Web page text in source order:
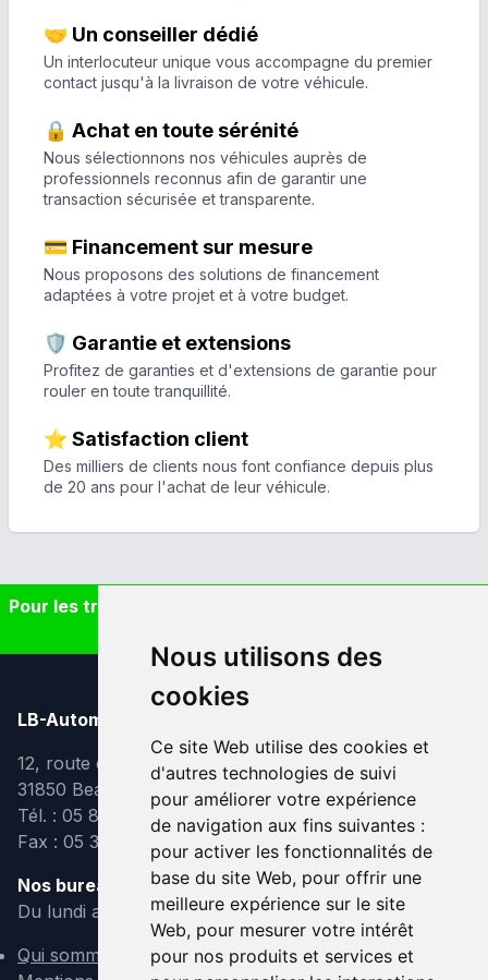
Nous utilisons des
cookies
Ce site Web utilise des cookies et
d'autres technologies de suivi
pour améliorer votre expérience
de navigation aux fins suivantes :
pour activer les fonctionnalités de
base du site Web, pour offrir une
meilleure expérience sur le site
Web, pour mesurer votre intérêt
pour nos produits et services et
🤝 Un conseiller dédié
Un interlocuteur unique vous accompagne du premier
contact jusqu'à la livraison de votre véhicule.
🔒 Achat en toute sérénité
Nous sélectionnons nos véhicules auprès de
professionnels reconnus afin de garantir une
transaction sécurisée et transparente.
💳 Financement sur mesure
Nous proposons des solutions de financement
adaptées à votre projet et à votre budget.
🛡️ Garantie et extensions
Profitez de garanties et d'extensions de garantie pour
rouler en toute tranquillité.
⭐ Satisfaction client
Des milliers de clients nous font confiance depuis plus
de 20 ans pour l'achat de leur véhicule.
Pour les trajets courts, privilégiez la marche ou le vélo
LB-Automobiles.com
12, route de Lavaur
31850 Beaupuy
Tél. : 05 82 95 39 40
Fax : 05 31 08 10 91
Nos bureaux sont ouverts :
Du lundi au vendredi de 9h à 12h et de 14h à 18h
Qui sommes-nous ?